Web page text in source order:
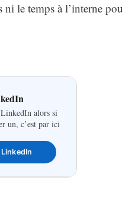
ni le temps à l’interne
alors si
un, c’est par ici